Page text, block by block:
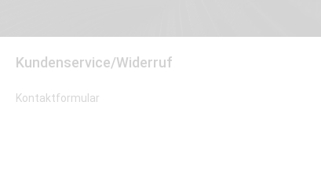
Kundenservice/Widerruf
Kontaktformular